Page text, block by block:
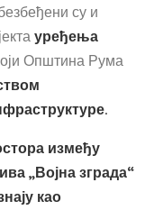
су и
уређења
Општина Рума
између
„Војна зграда“
као